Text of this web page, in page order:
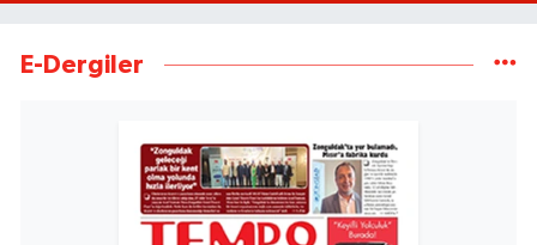
E-Dergiler